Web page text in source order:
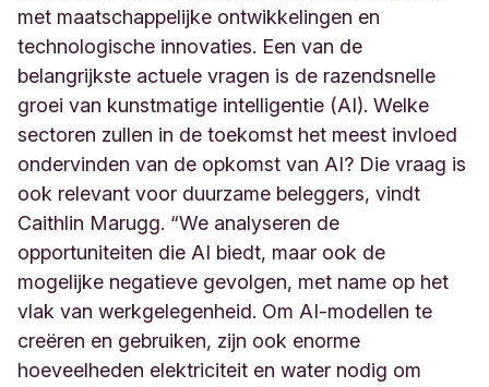
met maatschappelijke ontwikkelingen en
technologische innovaties. Een van de
belangrijkste actuele vragen is de razendsnelle
groei van kunstmatige intelligentie (AI). Welke
sectoren zullen in de toekomst het meest invloed
ondervinden van de opkomst van AI? Die vraag is
ook relevant voor duurzame beleggers, vindt
Caithlin Marugg. “We analyseren de
opportuniteiten die AI biedt, maar ook de
mogelijke negatieve gevolgen, met name op het
vlak van werkgelegenheid. Om AI-modellen te
creëren en gebruiken, zijn ook enorme
hoeveelheden elektriciteit en water nodig om